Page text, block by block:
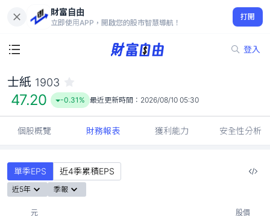
財富自由
立即使用APP，開啟您的股市智慧導航！
打開
登入
47.20
-0.31%
士紙 1903
47.20 -0.31% 最近更新時間： 2026/08/10 05:30
個股概覽 財務報表 獲利能力 安全性分析
單季EPS 近4季累積EPS
近5年 季報